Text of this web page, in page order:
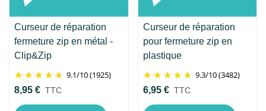
Curseur de réparation
fermeture zip en métal -
Clip&Zip
9.1/10(1925)
8,95 € TTC
Curseur de réparation
pour fermeture zip en
plastique
9.3/10(3482)
6,95 € TTC